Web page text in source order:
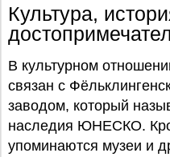
Культура,
В культурном
связан с
заводом, который
наследия ЮНЕСКО.
упоминаются музеи и